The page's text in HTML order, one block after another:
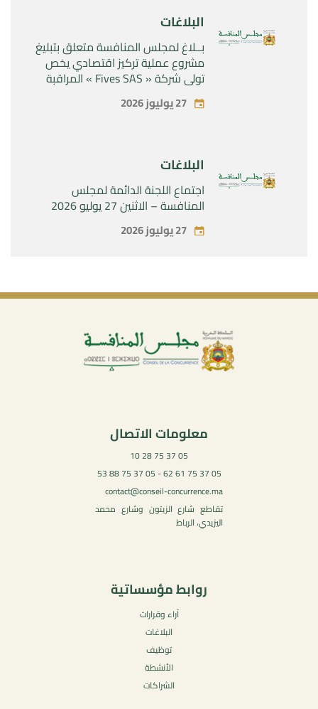
البلاغات
بــلاغ لمجلس المنافسة متعلق بتبليغ
مشروع عملية تركيز اقتصادي يخص
تولي شركة « Fives SAS » المراقبة
الحصرية لشركة « Aries Industries
SAS »27 يوليوز 2026
البلاغات
اجتماع اللجنة الدائمة لمجلس
المنافسة – الاثنين 27 يوليو 2026
27 يوليوز 2026
معلومات الاتصال
05 37 75 28 10
05 37 75 61 62 - 05 37 75 88 53
contact@conseil-concurrence.ma
تقاطع شارع الزيتون وشارع محمد
اليزيدي، الرباط
روابط مؤسساتية
آراء وقرارات
البلاغات
توظيف
الأنشطة
الشراكات